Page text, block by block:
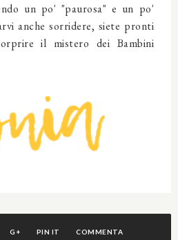
un po' "paurosa" e un po'
anche sorridere, siete pronti
il mistero dei Bambini
G+ PIN IT COMMENTA